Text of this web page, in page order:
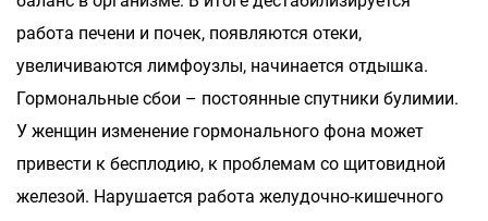
работа печени и почек, появляются отеки,
увеличиваются лимфоузлы, начинается отдышка.
Гормональные сбои – постоянные спутники булимии.
У женщин изменение гормонального фона может
привести к бесплодию, к проблемам со щитовидной
железой. Нарушается работа желудочно-кишечного